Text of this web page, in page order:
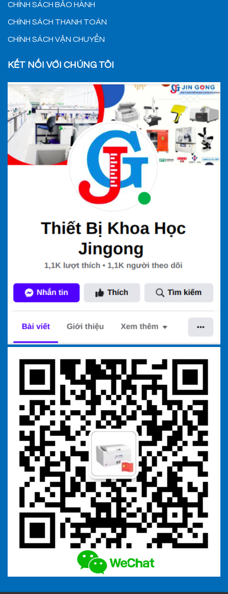
CHÍNH SÁCH BẢO HÀNH
CHÍNH SÁCH THANH TOÁN
CHÍNH SÁCH VẬN CHUYỂN
KẾT NỐI VỚI CHÚNG TÔI